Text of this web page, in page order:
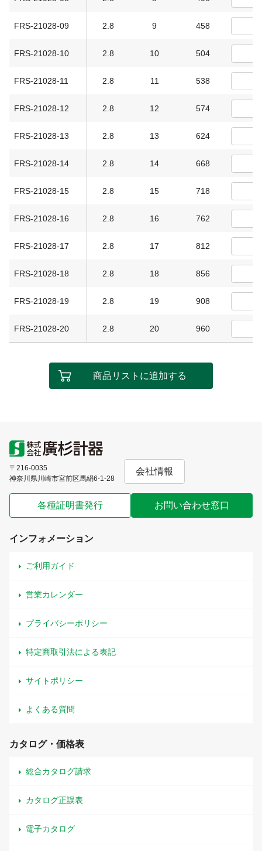
FRS-21028-09 2.8 9 458
FRS-21028-10 2.8 10 504
FRS-21028-11 2.8 11 538
FRS-21028-12 2.8 12 574
FRS-21028-13 2.8 13 624
FRS-21028-14 2.8 14 668
FRS-21028-15 2.8 15 718
FRS-21028-16 2.8 16 762
FRS-21028-17 2.8 17 812
FRS-21028-18 2.8 18 856
FRS-21028-19 2.8 19 908
FRS-21028-20 2.8 20 960
商品リストに追加する
〒216-0035
神奈川県川崎市宮前区馬絹6-1-28
会社情報
各種証明書発行 お問い合わせ窓口
インフォメーション
ご利用ガイド
営業カレンダー
プライバシーポリシー
特定商取引法による表記
サイトポリシー
よくある質問
カタログ・価格表
総合カタログ請求
カタログ正誤表
電子カタログ